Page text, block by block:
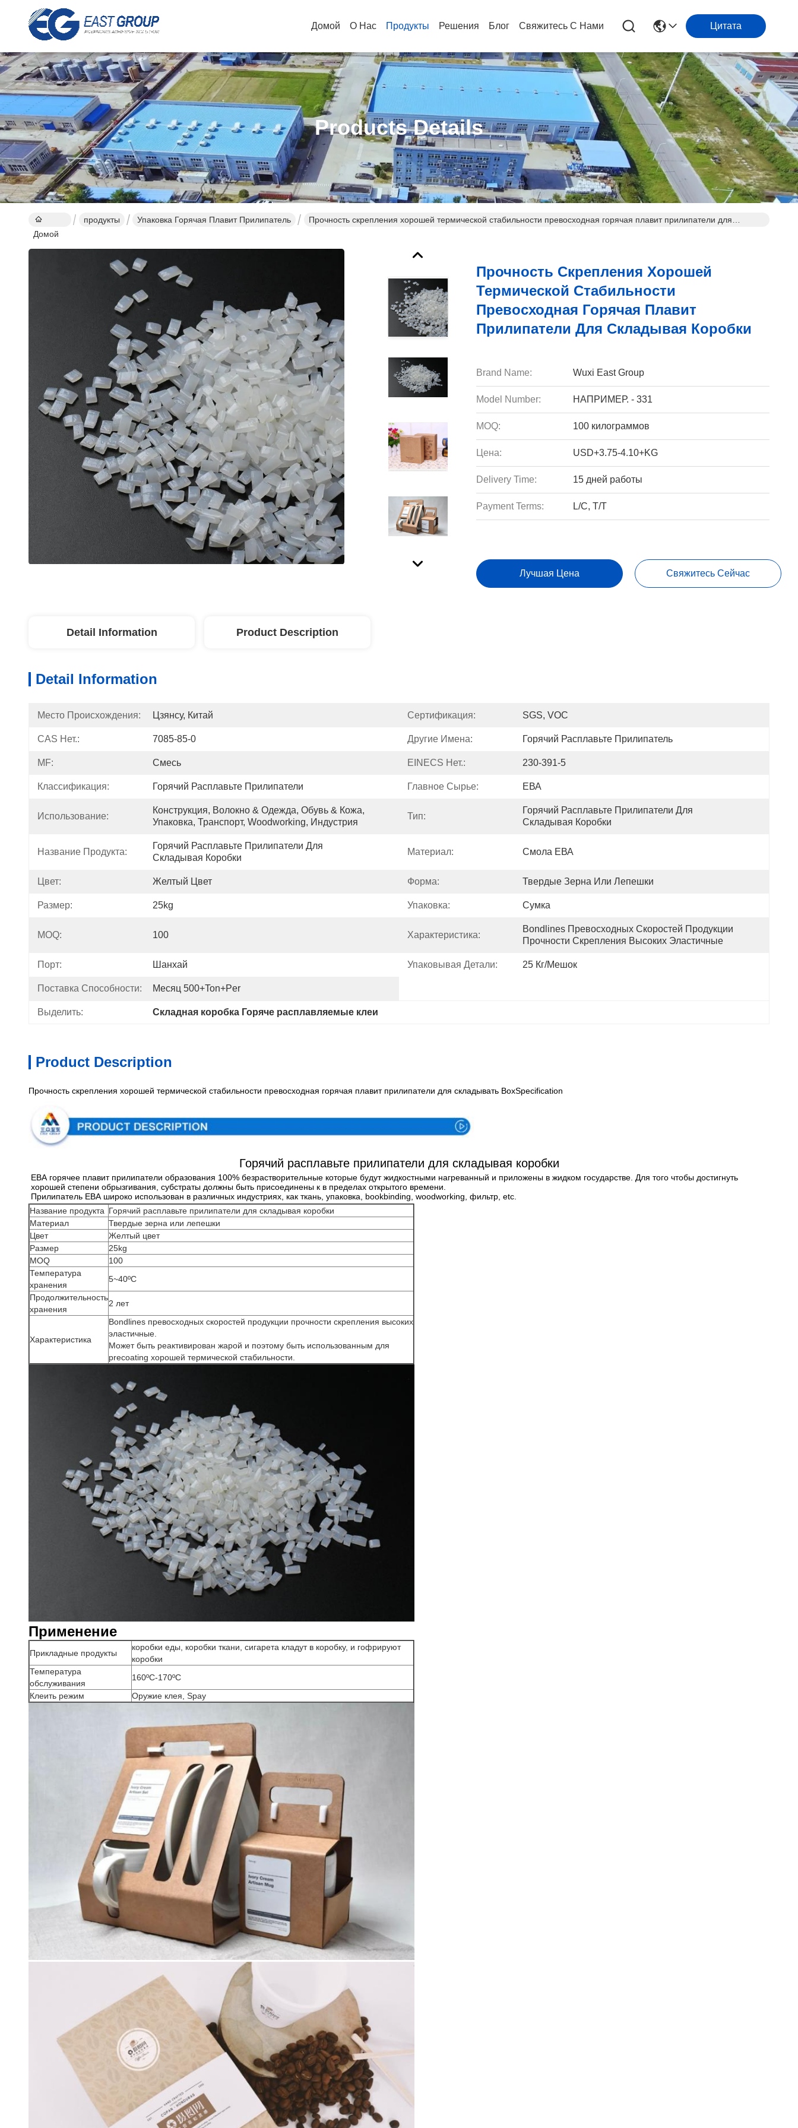
Домой О Нас Продукты Решения Блог Свяжитесь С Нами Цитата
Products Details
Домой
продукты Упаковка Горячая Плавит Прилипатель
Прочность скрепления хорошей термической стабильности превосходная горячая плавит прилипатели для
Прочность Скрепления Хорошей
Термической Стабильности
Превосходная Горячая Плавит
Прилипатели Для Складывая Коробки
Brand Name: Wuxi East Group
Model Number: НАПРИМЕР. - 331
MOQ: 100 килограммов
Цена: USD+3.75-4.10+KG
Delivery Time: 15 дней работы
Payment Terms: L/C, T/T
Лучшая Цена Свяжитесь Сейчас
Detail Information Product Description
Detail Information
Место Происхождения: Цзянсу, Китай Сертификация: SGS, VOC
CAS Нет.: 7085-85-0 Другие Имена: Горячий Расплавьте Прилипатель
MF: Смесь EINECS Нет.: 230-391-5
Классификация: Горячий Расплавьте Прилипатели Главное Сырье: ЕВА
Использование:
Конструкция, Волокно & Одежда, Обувь & Кожа,
Упаковка, Транспорт, Woodworking, Индустрия
Тип:
Горячий Расплавьте Прилипатели Для
Складывая Коробки
Название Продукта:
Горячий Расплавьте Прилипатели Для
Складывая Коробки
Материал: Смола ЕВА
Цвет: Желтый Цвет Форма: Твердые Зерна Или Лепешки
Размер: 25kg Упаковка: Сумка
MOQ: 100 Характеристика:
Bondlines Превосходных Скоростей Продукции
Прочности Скрепления Высоких Эластичные
Порт: Шанхай Упаковывая Детали: 25 Кг/мешок
Поставка Способности: Месяц 500+Ton+per
Выделить: Складная коробка Горяче расплавляемые клеи
Product Description
Прочность скрепления хорошей термической стабильности превосходная горячая плавит прилипатели для складывать BoxSpecification
Горячий расплавьте прилипатели для складывая коробки
ЕВА горячее плавит прилипатели образования 100% безрастворительные которые будут жидкостными нагреванный и приложены в жидком государстве. Для того чтобы достигнуть
хорошей степени обрызгивания, субстраты должны быть присоединены к в пределах открытого времени.
Прилипатель ЕВА широко использован в различных индустриях, как ткань, упаковка, bookbinding, woodworking, фильтр, etc.
Название продукта Горячий расплавьте прилипатели для складывая коробки
Материал
Твердые зерна или лепешки
Цвет
Желтый цвет
Размер
25kg
MOQ
100
Температура
хранения
5~40ºC
Продолжительность
хранения
2 лет
Характеристика
Bondlines превосходных скоростей продукции прочности скрепления высоких
эластичные.
Может быть реактивирован жарой и поэтому быть использованным для
precoating хорошей термической стабильности.
Применение
Прикладные продукты
коробки еды, коробки ткани, сигарета кладут в коробку, и гофрируют
коробки
Температура
обслуживания
160ºC-170ºC
Клеить режим
Оружие клея, Spay